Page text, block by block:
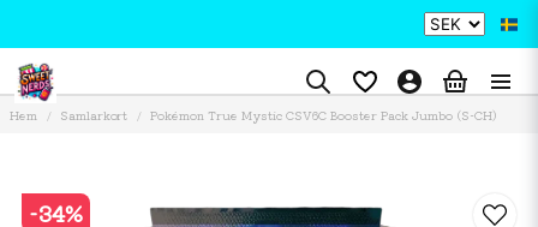
Hem Samlarkort Pokémon True Mystic CSV6C Booster Pack Jumbo (S-CH)
-34%